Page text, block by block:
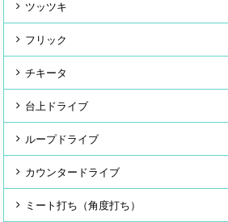
ツッツキ
フリック
チキータ
台上ドライブ
ループドライブ
カウンタードライブ
ミート打ち（角度打ち）